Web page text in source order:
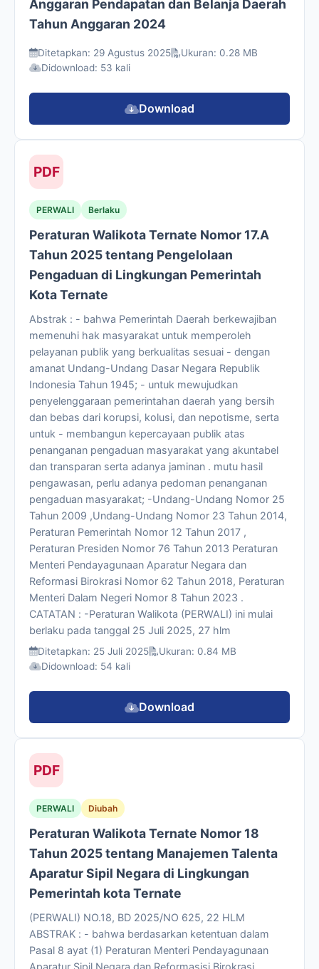
Anggaran Pendapatan dan Belanja Daerah
Tahun Anggaran 2024
Ditetapkan: 29 Agustus 2025
Ukuran: 0.28 MB
Didownload: 53 kali
Download
PDF
PERWALI Berlaku
Peraturan Walikota Ternate Nomor 17.A
Tahun 2025 tentang Pengelolaan
Pengaduan di Lingkungan Pemerintah
Kota Ternate
Abstrak : - bahwa Pemerintah Daerah berkewajiban
memenuhi hak masyarakat untuk memperoleh
pelayanan publik yang berkualitas sesuai - dengan
amanat Undang-Undang Dasar Negara Republik
Indonesia Tahun 1945; - untuk mewujudkan
penyelenggaraan pemerintahan daerah yang bersih
dan bebas dari korupsi, kolusi, dan nepotisme, serta
untuk - membangun kepercayaan publik atas
penanganan pengaduan masyarakat yang akuntabel
dan transparan serta adanya jaminan . mutu hasil
pengawasan, perlu adanya pedoman penanganan
pengaduan masyarakat; -Undang-Undang Nomor 25
Tahun 2009 ,Undang-Undang Nomor 23 Tahun 2014,
Peraturan Pemerintah Nomor 12 Tahun 2017 ,
Peraturan Presiden Nomor 76 Tahun 2013 Peraturan
Menteri Pendayagunaan Aparatur Negara dan
Reformasi Birokrasi Nomor 62 Tahun 2018, Peraturan
Menteri Dalam Negeri Nomor 8 Tahun 2023 .
CATATAN : -Peraturan Walikota (PERWALI) ini mulai
berlaku pada tanggal 25 Juli 2025, 27 hlm
Ditetapkan: 25 Juli 2025
Ukuran: 0.84 MB
Didownload: 54 kali
Download
PDF
PERWALI Diubah
Peraturan Walikota Ternate Nomor 18
Tahun 2025 tentang Manajemen Talenta
Aparatur Sipil Negara di Lingkungan
Pemerintah kota Ternate
(PERWALI) NO.18, BD 2025/NO 625, 22 HLM
ABSTRAK : - bahwa berdasarkan ketentuan dalam
Pasal 8 ayat (1) Peraturan Menteri Pendayagunaan
Aparatur Sipil Negara dan Reformasisi Birokrasi